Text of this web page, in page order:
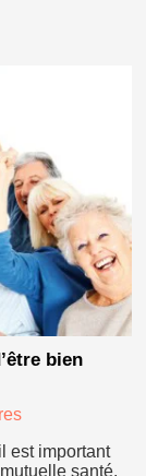
bien
est important
santé.